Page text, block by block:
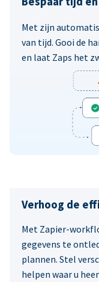
Met zijn
van tijd. Gooi de
en laat Zaps het
Verhoog de
Met Zapier-
gegevens te
plannen. Stel
helpen waar u